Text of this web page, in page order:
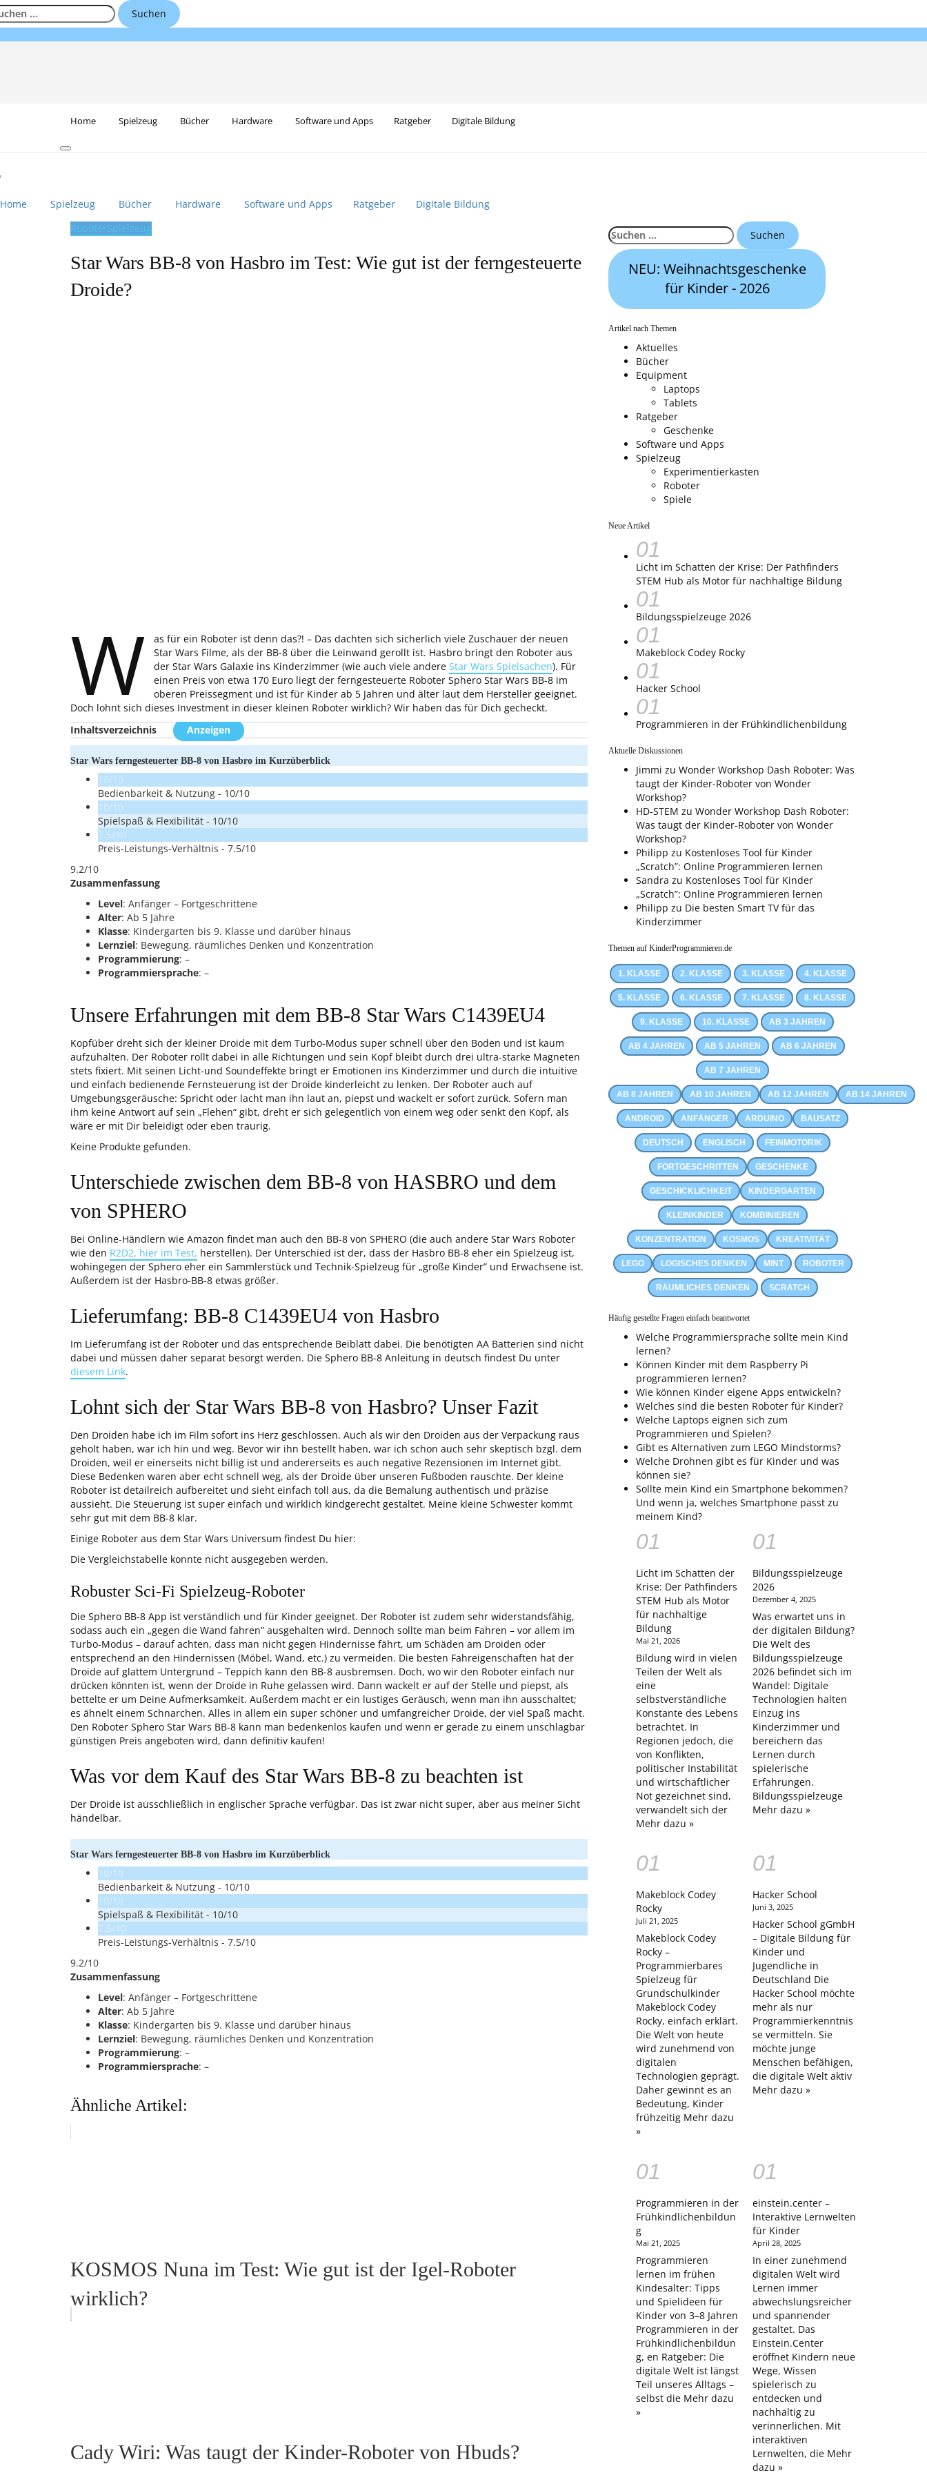
Skip
to
Home Spielzeug Bücher Hardware Software und Apps Ratgeber Digitale Bildung
Home Spielzeug Bücher Hardware Software und Apps Ratgeber
Digitale Bildung
RoboterSpielzeug
Star Wars BB-8 von Hasbro im Test: Wie gut ist der ferngesteuerte
Droide?
W
as für ein Roboter ist denn das?! – Das dachten sich sicherlich viele Zuschauer der neuen
Star Wars Filme, als der BB-8 über die Leinwand gerollt ist. Hasbro bringt den Roboter aus
der Star Wars Galaxie ins Kinderzimmer (wie auch viele andere Star Wars Spielsachen). Für
einen Preis von etwa 170 Euro liegt der ferngesteuerte Roboter Sphero Star Wars BB-8 im
oberen Preissegment und ist für Kinder ab 5 Jahren und älter laut dem Hersteller geeignet.
Doch lohnt sich dieses Investment in dieser kleinen Roboter wirklich? Wir haben das für Dich gecheckt.
Inhaltsverzeichnis
Anzeigen
Star Wars ferngesteuerter BB-8 von Hasbro im Kurzüberblick
10/10
Bedienbarkeit & Nutzung - 10/10
10/10
Spielspaß & Flexibilität - 10/10
7.5/10
Preis-Leistungs-Verhältnis - 7.5/10
9.2/10
Zusammenfassung
Level: Anfänger – Fortgeschrittene
Alter: Ab 5 Jahre
Klasse: Kindergarten bis 9. Klasse und darüber hinaus
Lernziel: Bewegung, räumliches Denken und Konzentration
Programmierung: –
Programmiersprache: –
Unsere Erfahrungen mit dem BB-8 Star Wars C1439EU4
Kopfüber dreht sich der kleiner Droide mit dem Turbo-Modus super schnell über den Boden und ist kaum
aufzuhalten. Der Roboter rollt dabei in alle Richtungen und sein Kopf bleibt durch drei ultra-starke Magneten
stets fixiert. Mit seinen Licht-und Soundeffekte bringt er Emotionen ins Kinderzimmer und durch die intuitive
und einfach bedienende Fernsteuerung ist der Droide kinderleicht zu lenken. Der Roboter auch auf
Umgebungsgeräusche: Spricht oder lacht man ihn laut an, piepst und wackelt er sofort zurück. Sofern man
ihm keine Antwort auf sein „Flehen“ gibt, dreht er sich gelegentlich von einem weg oder senkt den Kopf, als
wäre er mit Dir beleidigt oder eben traurig.
Keine Produkte gefunden.
Unterschiede zwischen dem BB-8 von HASBRO und dem
von SPHERO
Bei Online-Händlern wie Amazon findet man auch den BB-8 von SPHERO (die auch andere Star Wars Roboter
wie den R2D2, hier im Test, herstellen). Der Unterschied ist der, dass der Hasbro BB-8 eher ein Spielzeug ist,
wohingegen der Sphero eher ein Sammlerstück und Technik-Spielzeug für „große Kinder” und Erwachsene ist.
Außerdem ist der Hasbro-BB-8 etwas größer.
Lieferumfang: BB-8 C1439EU4 von Hasbro
Im Lieferumfang ist der Roboter und das entsprechende Beiblatt dabei. Die benötigten AA Batterien sind nicht
dabei und müssen daher separat besorgt werden. Die Sphero BB-8 Anleitung in deutsch findest Du unter
diesem Link.
Lohnt sich der Star Wars BB-8 von Hasbro? Unser Fazit
Den Droiden habe ich im Film sofort ins Herz geschlossen. Auch als wir den Droiden aus der Verpackung raus
geholt haben, war ich hin und weg. Bevor wir ihn bestellt haben, war ich schon auch sehr skeptisch bzgl. dem
Droiden, weil er einerseits nicht billig ist und andererseits es auch negative Rezensionen im Internet gibt.
Diese Bedenken waren aber echt schnell weg, als der Droide über unseren Fußboden rauschte. Der kleine
Roboter ist detailreich aufbereitet und sieht einfach toll aus, da die Bemalung authentisch und präzise
aussieht. Die Steuerung ist super einfach und wirklich kindgerecht gestaltet. Meine kleine Schwester kommt
sehr gut mit dem BB-8 klar.
Einige Roboter aus dem Star Wars Universum findest Du hier:
Die Vergleichstabelle konnte nicht ausgegeben werden.
Robuster Sci-Fi Spielzeug-Roboter
Die Sphero BB-8 App ist verständlich und für Kinder geeignet. Der Roboter ist zudem sehr widerstandsfähig,
sodass auch ein „gegen die Wand fahren” ausgehalten wird. Dennoch sollte man beim Fahren – vor allem im
Turbo-Modus – darauf achten, dass man nicht gegen Hindernisse fährt, um Schäden am Droiden oder
entsprechend an den Hindernissen (Möbel, Wand, etc.) zu vermeiden. Die besten Fahreigenschaften hat der
Droide auf glattem Untergrund – Teppich kann den BB-8 ausbremsen. Doch, wo wir den Roboter einfach nur
drücken könnten ist, wenn der Droide in Ruhe gelassen wird. Dann wackelt er auf der Stelle und piepst, als
bettelte er um Deine Aufmerksamkeit. Außerdem macht er ein lustiges Geräusch, wenn man ihn ausschaltet;
es ähnelt einem Schnarchen. Alles in allem ein super schöner und umfangreicher Droide, der viel Spaß macht.
Den Roboter Sphero Star Wars BB-8 kann man bedenkenlos kaufen und wenn er gerade zu einem unschlagbar
günstigen Preis angeboten wird, dann definitiv kaufen!
Was vor dem Kauf des Star Wars BB-8 zu beachten ist
Der Droide ist ausschließlich in englischer Sprache verfügbar. Das ist zwar nicht super, aber aus meiner Sicht
händelbar.
Star Wars ferngesteuerter BB-8 von Hasbro im Kurzüberblick
10/10
Bedienbarkeit & Nutzung - 10/10
10/10
Spielspaß & Flexibilität - 10/10
7.5/10
Preis-Leistungs-Verhältnis - 7.5/10
9.2/10
Zusammenfassung
Level: Anfänger – Fortgeschrittene
Alter: Ab 5 Jahre
Klasse: Kindergarten bis 9. Klasse und darüber hinaus
Lernziel: Bewegung, räumliches Denken und Konzentration
Programmierung: –
Programmiersprache: –
Ähnliche Artikel:
KOSMOS Nuna im Test: Wie gut ist der Igel-Roboter
wirklich?
Cady Wiri: Was taugt der Kinder-Roboter von Hbuds?
Suchen
nach:
NEU: Weihnachtsgeschenke
für Kinder - 2026
Artikel nach Themen
Aktuelles
Bücher
Equipment
Laptops
Tablets
Ratgeber
Geschenke
Software und Apps
Spielzeug
Experimentierkasten
Roboter
Spiele
Neue Artikel
Licht im Schatten der Krise: Der Pathfinders
STEM Hub als Motor für nachhaltige Bildung
Bildungsspielzeuge 2026
Makeblock Codey Rocky
Hacker School
Programmieren in der Frühkindlichenbildung
Aktuelle Diskussionen
Jimmi zu Wonder Workshop Dash Roboter: Was
taugt der Kinder-Roboter von Wonder
Workshop?
HD-STEM zu Wonder Workshop Dash Roboter:
Was taugt der Kinder-Roboter von Wonder
Workshop?
Philipp zu Kostenloses Tool für Kinder
„Scratch”: Online Programmieren lernen
Sandra zu Kostenloses Tool für Kinder
„Scratch”: Online Programmieren lernen
Philipp zu Die besten Smart TV für das
Kinderzimmer
Themen auf KinderProgrammieren.de
1. KLASSE 2. KLASSE 3. KLASSE 4. KLASSE
5. KLASSE 6. KLASSE 7. KLASSE 8. KLASSE
9. KLASSE 10. KLASSE AB 3 JAHREN
AB 4 JAHREN AB 5 JAHREN AB 6 JAHREN
AB 7 JAHREN
AB 8 JAHREN AB 10 JAHREN AB 12 JAHREN AB 14 JAHREN
ANDROID ANFÄNGER ARDUINO BAUSATZ
DEUTSCH ENGLISCH FEINMOTORIK
FORTGESCHRITTEN GESCHENKE
GESCHICKLICHKEIT KINDERGARTEN
KLEINKINDER KOMBINIEREN
KONZENTRATION KOSMOS KREATIVITÄT
LEGO LOGISCHES DENKEN MINT ROBOTER
RÄUMLICHES DENKEN SCRATCH
Häufig gestellte Fragen einfach beantwortet
Welche Programmiersprache sollte mein Kind
lernen?
Können Kinder mit dem Raspberry Pi
programmieren lernen?
Wie können Kinder eigene Apps entwickeln?
Welches sind die besten Roboter für Kinder?
Welche Laptops eignen sich zum
Programmieren und Spielen?
Gibt es Alternativen zum LEGO Mindstorms?
Welche Drohnen gibt es für Kinder und was
können sie?
Sollte mein Kind ein Smartphone bekommen?
Und wenn ja, welches Smartphone passt zu
meinem Kind?
Licht im Schatten der
Krise: Der Pathfinders
STEM Hub als Motor
für nachhaltige
Bildung
Mai 21, 2026
Bildung wird in vielen
Teilen der Welt als
eine
selbstverständliche
Konstante des Lebens
betrachtet. In
Regionen jedoch, die
von Konflikten,
politischer Instabilität
und wirtschaftlicher
Not gezeichnet sind,
verwandelt sich der
Mehr dazu »
Bildungsspielzeuge
2026
Dezember 4, 2025
Was erwartet uns in
der digitalen Bildung?
Die Welt des
Bildungsspielzeuge
2026 befindet sich im
Wandel: Digitale
Technologien halten
Einzug ins
Kinderzimmer und
bereichern das
Lernen durch
spielerische
Erfahrungen.
Bildungsspielzeuge
Mehr dazu »
Makeblock Codey
Rocky
Juli 21, 2025
Makeblock Codey
Rocky –
Programmierbares
Spielzeug für
Grundschulkinder
Makeblock Codey
Rocky, einfach erklärt.
Die Welt von heute
wird zunehmend von
digitalen
Technologien geprägt.
Daher gewinnt es an
Bedeutung, Kinder
frühzeitig Mehr dazu
»
Hacker School
Juni 3, 2025
Hacker School gGmbH
– Digitale Bildung für
Kinder und
Jugendliche in
Deutschland Die
Hacker School möchte
mehr als nur
Programmierkenntnis
se vermitteln. Sie
möchte junge
Menschen befähigen,
die digitale Welt aktiv
Mehr dazu »
Programmieren in der
Frühkindlichenbildun
g
Mai 21, 2025
Programmieren
lernen im frühen
Kindesalter: Tipps
und Spielideen für
Kinder von 3–8 Jahren
Programmieren in der
Frühkindlichenbildun
g, en Ratgeber: Die
digitale Welt ist längst
Teil unseres Alltags –
selbst die Mehr dazu
»
einstein.center –
Interaktive Lernwelten
für Kinder
April 28, 2025
In einer zunehmend
digitalen Welt wird
Lernen immer
abwechslungsreicher
und spannender
gestaltet. Das
Einstein.Center
eröffnet Kindern neue
Wege, Wissen
spielerisch zu
entdecken und
nachhaltig zu
verinnerlichen. Mit
interaktiven
Lernwelten, die Mehr
dazu »